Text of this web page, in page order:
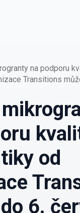
na podporu
Transitions
od
6.